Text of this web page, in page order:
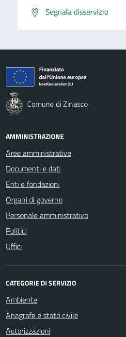
Segnala disservizio
Comune di Zinasco
AMMINISTRAZIONE
Aree amministrative
Documenti e dati
Enti e fondazioni
Organi di governo
Personale amministrativo
Politici
Uffici
CATEGORIE DI SERVIZIO
Ambiente
Anagrafe e stato civile
Autorizzazioni